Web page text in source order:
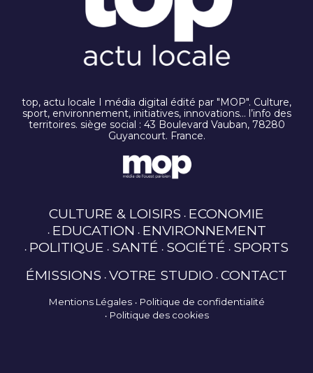
top, actu locale I média digital édité par "MOP". Culture,
sport, environnement, initiatives, innovations… l’info des
territoires. siège social : 43 Boulevard Vauban, 78280
Guyancourt. France.
CULTURE & LOISIRS ECONOMIE
EDUCATION ENVIRONNEMENT
POLITIQUE SANTÉ SOCIÉTÉ SPORTS
ÉMISSIONS VOTRE STUDIO CONTACT
Mentions Légales
Politique de confidentialité
Politique des cookies